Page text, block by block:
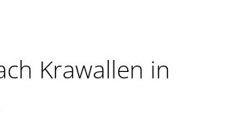
Krawallen in